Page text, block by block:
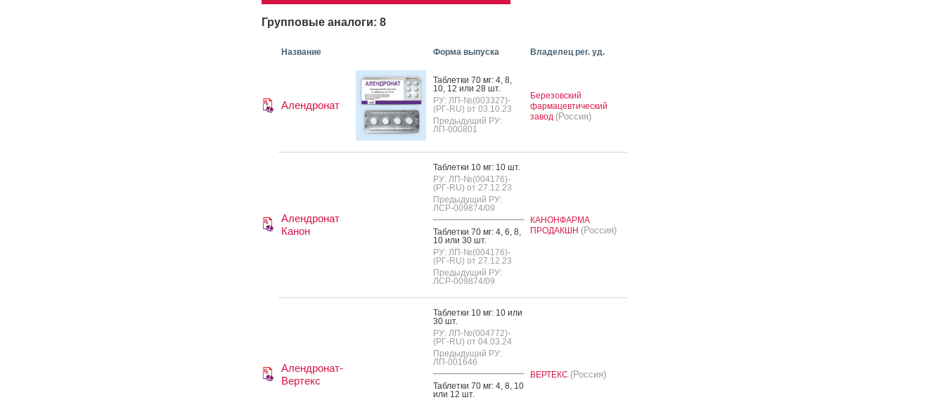
Групповые аналоги: 8
Название Форма выпуска Владелец рег. уд.
Алендронат
Таб­летки 70 мг: 4, 8,
10, 12 или 28 шт.
РУ: ЛП-№(003327)-
(РГ-RU) от 03.10.23
Предыдущий РУ:
ЛП-000801
Березовский
фармацевтический
завод (Россия)
Алендронат
Канон
Таб­летки 10 мг: 10 шт.
РУ: ЛП-№(004176)-
(РГ-RU) от 27.12.23
Предыдущий РУ:
ЛСР-009874/09
Таб­летки 70 мг: 4, 6, 8,
10 или 30 шт.
РУ: ЛП-№(004176)-
(РГ-RU) от 27.12.23
Предыдущий РУ:
ЛСР-009874/09
КАНОНФАРМА
ПРОДАКШН (Россия)
Алендронат-
Вертекс
Таб­летки 10 мг: 10 или
30 шт.
РУ: ЛП-№(004772)-
(РГ-RU) от 04.03.24
Предыдущий РУ:
ЛП-001646
Таб­летки 70 мг: 4, 8, 10
или 12 шт.
ВЕРТЕКС (Россия)